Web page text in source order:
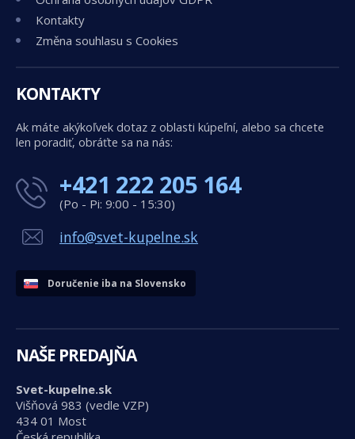
Kontakty
Změna souhlasu s Cookies
KONTAKTY
Ak máte akýkoľvek dotaz z oblasti kúpeľní, alebo sa chcete
len poradiť, obráťte sa na nás:
+421 222 205 164
(Po - Pi: 9:00 - 15:30)
info@svet-kupelne.sk
Doručenie iba na Slovensko
NAŠE PREDAJŇA
Svet-kupelne.sk
Višňová 983 (vedle VZP)
434 01 Most